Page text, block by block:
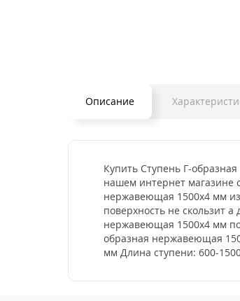
Описание
Купить Ступень Г-
нашем интернет магазине
нержавеющая 1500x4 мм из
поверхность не скользит
нержавеющая 1500x4 мм
образная нержавеющая
мм Длина ступени: 600-